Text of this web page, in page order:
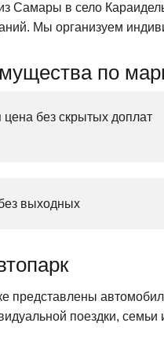
Самары в село
Мы организуем
по
без скрытых доплат
выходных
представлены
поездки, семьи